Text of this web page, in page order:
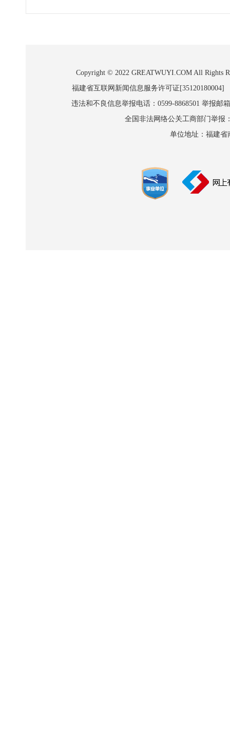
Copyright © 2022 GREATWUYI.COM All Rights
福建省互联网新闻信息服务许可证
违法和不良信息举报电话：0599-8868501 举报邮
全国非法网络公关工商部门举报
单位地址：福建省